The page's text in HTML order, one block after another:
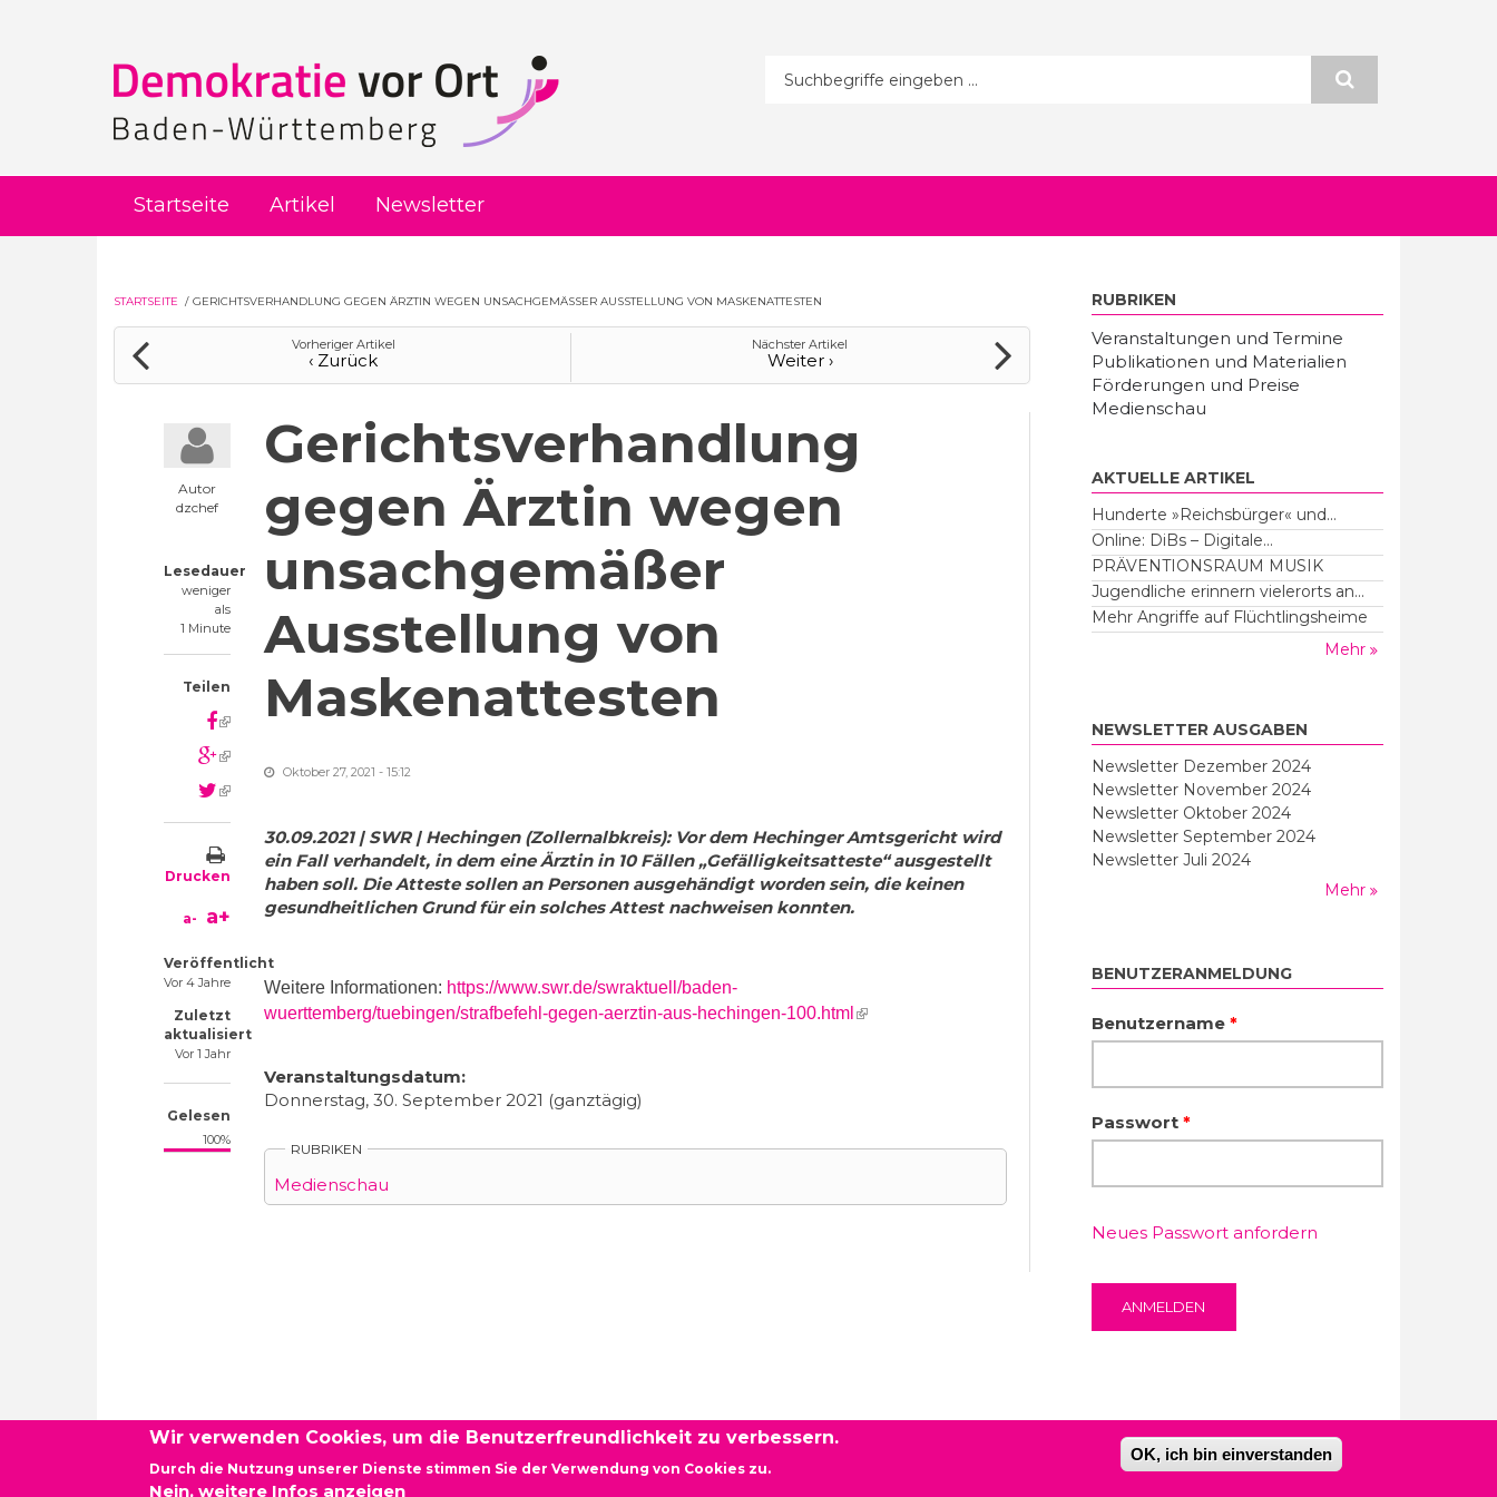
Suchformular
Startseite Artikel Newsletter
STARTSEITE / GERICHTSVERHANDLUNG GEGEN ÄRZTIN WEGEN UNSACHGEMÄSSER AUSSTELLUNG VON MASKENATTESTEN
Vorheriger Artikel
‹ Zurück
Nächster Artikel
Weiter ›
Autor
dzchef
Lesedauer
weniger
als
1 Minute
Teilen
(link is external)
(link is external)
(link is external)
Drucken
a- a+
Veröffentlicht
Vor 4 Jahre
Zuletzt
aktualisiert
Vor 1 Jahr
Gelesen
100%
Gerichtsverhandlung
gegen Ärztin wegen
unsachgemäßer
Ausstellung von
Maskenattesten
Oktober 27, 2021 - 15:12
30.09.2021 | SWR | Hechingen (Zollernalbkreis): Vor dem Hechinger Amtsgericht wird
ein Fall verhandelt, in dem eine Ärztin in 10 Fällen „Gefälligkeitsatteste“ ausgestellt
haben soll. Die Atteste sollen an Personen ausgehändigt worden sein, die keinen
gesundheitlichen Grund für ein solches Attest nachweisen konnten.
Weitere Informationen: https://www.swr.de/swraktuell/baden-
wuerttemberg/tuebingen/strafbefehl-gegen-aerztin-aus-hechingen-100.html (link is external)
Veranstaltungsdatum:
Donnerstag, 30. September 2021 (ganztägig)
RUBRIKEN
Medienschau
RUBRIKEN
Veranstaltungen und Termine
Publikationen und Materialien
Förderungen und Preise
Medienschau
AKTUELLE ARTIKEL
Hunderte »Reichsbürger« und...
Online: DiBs – Digitale...
PRÄVENTIONSRAUM MUSIK
Jugendliche erinnern vielerorts an...
Mehr Angriffe auf Flüchtlingsheime
Mehr
NEWSLETTER AUSGABEN
Newsletter Dezember 2024
Newsletter November 2024
Newsletter Oktober 2024
Newsletter September 2024
Newsletter Juli 2024
Mehr
BENUTZERANMELDUNG
Benutzername *
Passwort *
Neues Passwort anfordern
Newsletter - Demokratie vor Ort Baden-Württemberg Impressum Datenschutzerklärung
Wir verwenden Cookies, um die Benutzerfreundlichkeit zu verbessern.
Durch die Nutzung unserer Dienste stimmen Sie der Verwendung von Cookies zu.
Nein, weitere Infos anzeigen
OK, ich bin einverstanden